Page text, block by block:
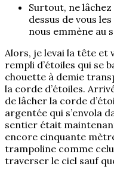
Surtout, ne
dessus de vous
nous emmène au
Alors, je levai la tête et
rempli d’étoiles qui se
chouette à demie
la corde d’étoiles.
de lâcher la corde
argentée qui s’envola
sentier était
encore cinquante
trampoline comme
traverser le ciel sauf